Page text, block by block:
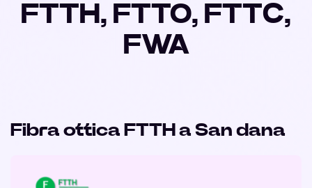
FTTH, FTTO, FTTC,
FWA
Fibra ottica FTTH a San dana